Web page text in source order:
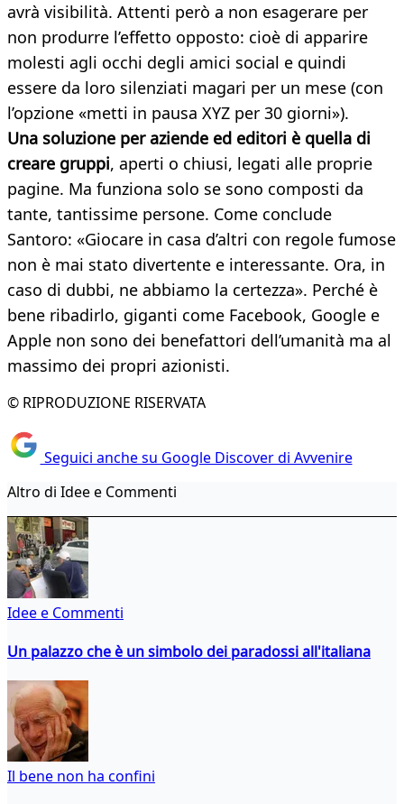
avrà visibilità. Attenti però a non esagerare per
non produrre l’effetto opposto: cioè di apparire
molesti agli occhi degli amici social e quindi
essere da loro silenziati magari per un mese (con
l’opzione «metti in pausa XYZ per 30 giorni»).
Una soluzione per aziende ed editori è quella di
creare gruppi, aperti o chiusi, legati alle proprie
pagine. Ma funziona solo se sono composti da
tante, tantissime persone. Come conclude
Santoro: «Giocare in casa d’altri con regole fumose
non è mai stato divertente e interessante. Ora, in
caso di dubbi, ne abbiamo la certezza». Perché è
bene ribadirlo, giganti come Facebook, Google e
Apple non sono dei benefattori dell’umanità ma al
massimo dei propri azionisti.
© RIPRODUZIONE RISERVATA
Seguici anche su Google Discover di Avvenire
Altro di Idee e Commenti
Idee e Commenti
Un palazzo che è un simbolo dei paradossi all'italiana
Il bene non ha confini